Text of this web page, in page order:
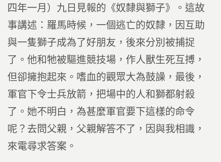
四年一月）九日見報的《奴隸與獅子》。這故
事講述：羅馬時候，一個逃亡的奴隸，因互助
與一隻獅子成為了好朋友，後來分別被捕捉
了。他和牠被驅進競技場，作人獸生死互搏，
但卻擁抱起來。嗜血的觀眾大為鼓譟，最後，
軍官下令士兵放箭，把場中的人和獅都射殺
了。她不明白，為甚麼軍官要下這樣的命令
呢？去問父親，父親解答不了，因與我相識，
來電尋求答案。